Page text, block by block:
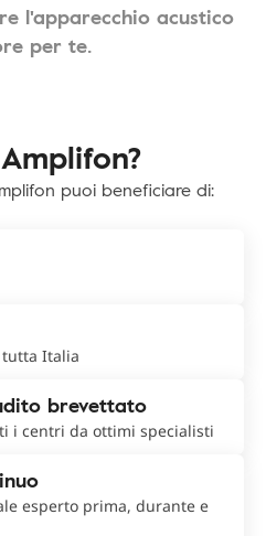
l'apparecchio acustico
per te.
puoi beneficiare di:
Italia
brevettato
i centri da ottimi specialisti
esperto prima, durante e